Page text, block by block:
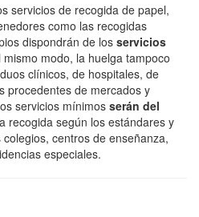
servicios de recogida de papel,
como las recogidas
dispondrán de los servicios
mismo modo, la huelga tampoco
clínicos, de hospitales, de
procedentes de mercados y
servicios mínimos serán del
recogida según los estándares y
centros de enseñanza,
especiales.